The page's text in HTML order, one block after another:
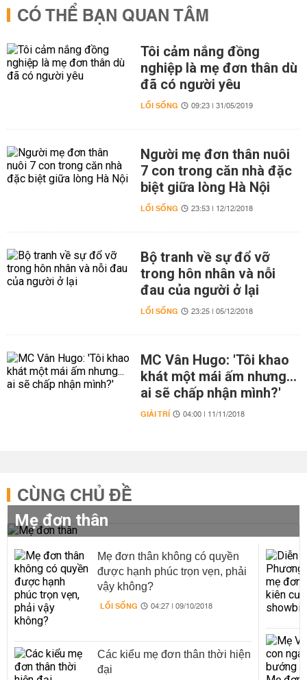
CÓ THỂ BẠN QUAN TÂM
Tôi cảm nắng đồng
nghiệp là mẹ đơn thân dù
đã có người yêu
LỐI SỐNG 09:23 | 31/05/2019
Người mẹ đơn thân nuôi
7 con trong căn nhà đặc
biệt giữa lòng Hà Nội
LỐI SỐNG 23:53 | 12/12/2018
Bộ tranh về sự đổ vỡ
trong hôn nhân và nỗi
đau của người ở lại
LỐI SỐNG 23:25 | 05/12/2018
MC Vân Hugo: 'Tôi khao
khát một mái ấm nhưng...
ai sẽ chấp nhận mình?'
GIẢI TRÍ 04:00 | 11/11/2018
CÙNG CHỦ ĐỀ
Mẹ đơn thân
Mẹ đơn thân không có quyền
được hạnh phúc trọn vẹn, phải
vậy không?
LỐI SỐNG 04:27 | 09/10/2018
Các kiểu mẹ đơn thân thời hiện
đại